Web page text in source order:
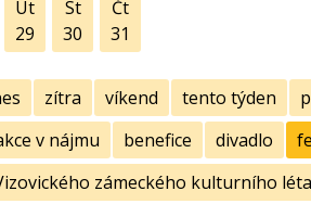
Út
29
St
30
Čt
31
zítra víkend tento týden
v nájmu benefice divadlo
zámeckého kulturního